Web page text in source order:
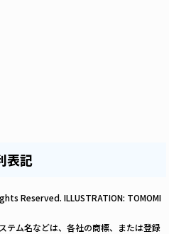
表記
Reserved. ILLUSTRATION: TOMOMI
テム名などは、各社の商標、または登録